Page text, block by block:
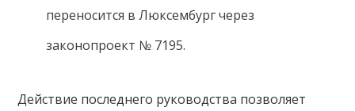
переносится в Люксембург через
законопроект № 7195.
Действие последнего руководства позволяет